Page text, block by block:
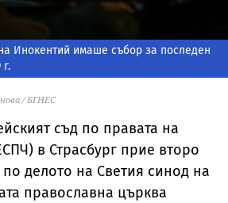
Инокентий имаше събор за последен
/ БГНЕС
съд по правата на
в Страсбург прие второ
делото на Светия синод на
православна църква